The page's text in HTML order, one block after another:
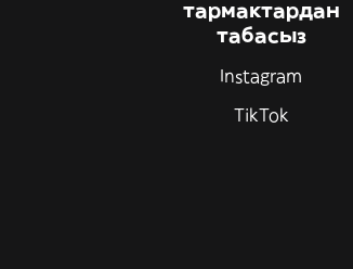
тармактардан
табасыз
Instagram
TikTok